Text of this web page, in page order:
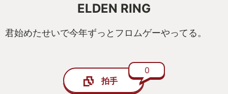
ELDEN RING
君始めたせいで今年ずっとフロムゲーやってる。
拍手
0